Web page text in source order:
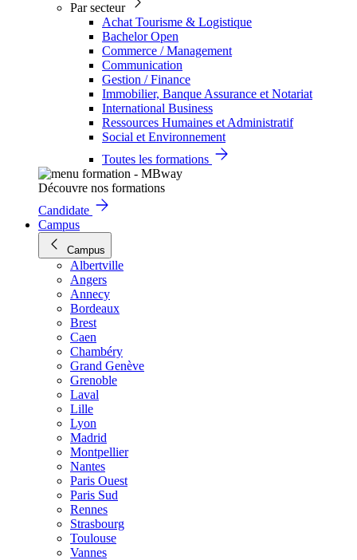
Par secteur
Achat Tourisme & Logistique
Bachelor Open
Commerce / Management
Communication
Gestion / Finance
Immobilier, Banque Assurance et Notariat
International Business
Ressources Humaines et Administratif
Social et Environnement
Toutes les formations
Découvre nos formations
Candidate
Campus
Campus
Albertville
Angers
Annecy
Bordeaux
Brest
Caen
Chambéry
Grand Genève
Grenoble
Laval
Lille
Lyon
Madrid
Montpellier
Nantes
Paris Ouest
Paris Sud
Rennes
Strasbourg
Toulouse
Vannes